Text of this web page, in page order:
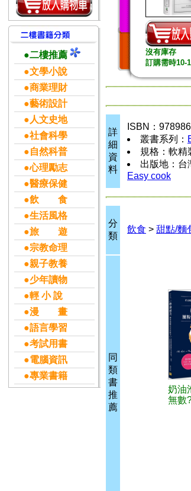
●二樓推薦
●文學小說
●商業理財
●藝術設計
●人文史地
●社會科學
●自然科普
●心理勵志
●醫療保健
●飲 食
●生活風格
●旅 遊
●宗教命理
●親子教養
●少年讀物
●輕 小 說
●漫 畫
●語言學習
●考試用書
●電腦資訊
●專業書籍
沒有庫存
訂購需時10-
詳
細
資
料
ISBN：
叢書系列：
規格：軟精
出版地：台
Easy cook
分
類
飲食 > 甜點/麵
同
類
書
推
薦
奶油
無數